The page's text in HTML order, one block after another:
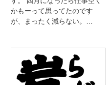
かもーって思ってたのです
が、まったく減らない。…